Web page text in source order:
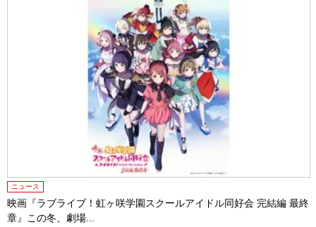
ニュース
映画『ラブライブ！虹ヶ咲学園スクールアイドル同好会 完結編 最終
章』この冬、劇場...